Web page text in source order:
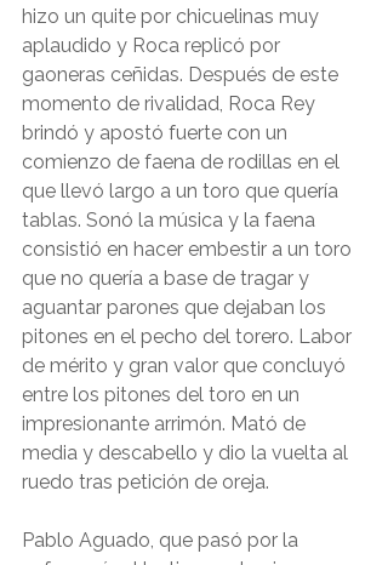
hizo un quite por chicuelinas muy
aplaudido y Roca replicó por
gaoneras ceñidas. Después de este
momento de rivalidad, Roca Rey
brindó y apostó fuerte con un
comienzo de faena de rodillas en el
que llevó largo a un toro que quería
tablas. Sonó la música y la faena
consistió en hacer embestir a un toro
que no quería a base de tragar y
aguantar parones que dejaban los
pitones en el pecho del torero. Labor
de mérito y gran valor que concluyó
entre los pitones del toro en un
impresionante arrimón. Mató de
media y descabello y dio la vuelta al
ruedo tras petición de oreja.
Pablo Aguado, que pasó por la